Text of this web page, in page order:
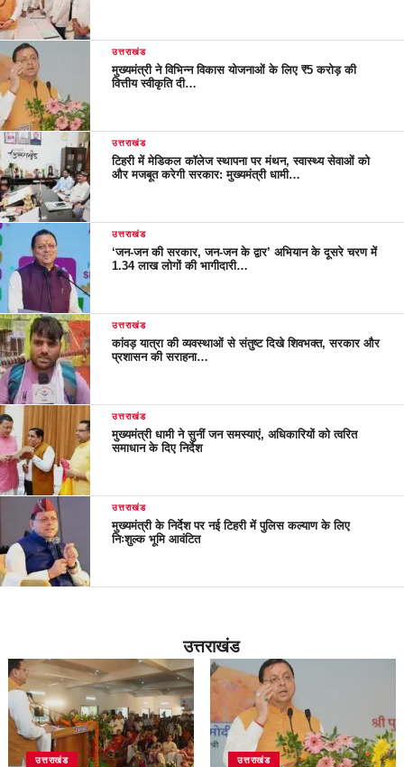
उत्तराखंड
मुख्यमंत्री ने विभिन्न विकास योजनाओं के लिए ₹5 करोड़ की
वित्तीय स्वीकृति दी…
उत्तराखंड
टिहरी में मेडिकल कॉलेज स्थापना पर मंथन, स्वास्थ्य सेवाओं को
और मजबूत करेगी सरकार: मुख्यमंत्री धामी…
उत्तराखंड
‘जन-जन की सरकार, जन-जन के द्वार’ अभियान के दूसरे चरण में
1.34 लाख लोगों की भागीदारी…
उत्तराखंड
कांवड़ यात्रा की व्यवस्थाओं से संतुष्ट दिखे शिवभक्त, सरकार और
प्रशासन की सराहना…
उत्तराखंड
मुख्यमंत्री धामी ने सुनीं जन समस्याएं, अधिकारियों को त्वरित
समाधान के दिए निर्देश
उत्तराखंड
मुख्यमंत्री के निर्देश पर नई टिहरी में पुलिस कल्याण के लिए
निःशुल्क भूमि आवंटित
उत्तराखंड
उत्तराखंड उत्तराखंड